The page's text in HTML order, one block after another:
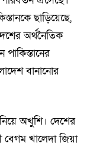
ছাড়িয়েছে,
অর্থনৈতিক
পাকিস্তানের
বানানোর
অখুশি। দেশের
খালেদা জিয়া